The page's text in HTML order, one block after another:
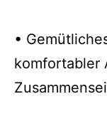
•
komfortabler